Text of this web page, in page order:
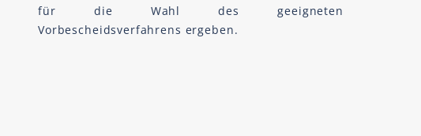
für die Wahl des geeigneten
Vorbescheidsverfahrens ergeben.